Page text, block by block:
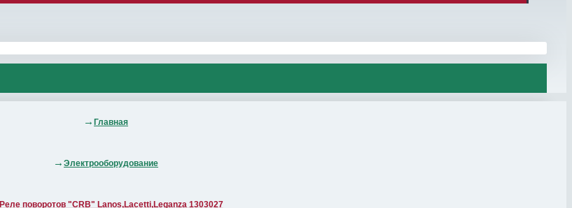
Главная
Электрооборудование
Реле поворотов "CRB" Lanos,Lacetti,Leganza 1303027